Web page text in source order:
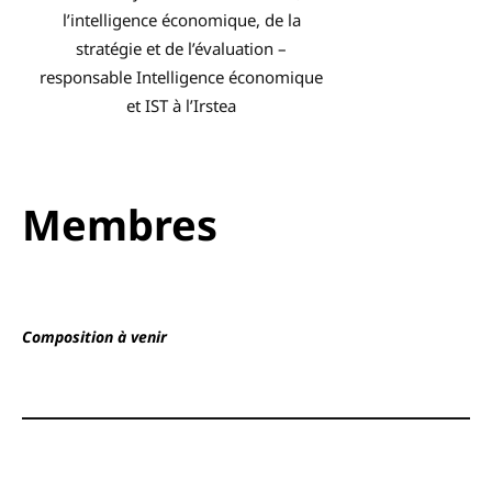
l’intelligence économique, de la
stratégie et de l’évaluation –
responsable Intelligence économique
et IST à l’Irstea
Membres
Composition à venir